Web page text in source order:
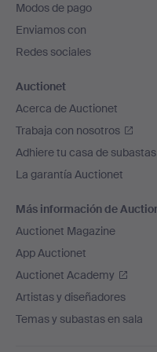
de
página
Modos de pago
Enviamos con
Redes sociales
Auctionet
Acerca de Auctionet
Trabaja con nosotros
Adhiere tu casa de subastas
La garantía Auctionet
Más información de
Auctionet Magazine
App Auctionet
Auctionet Academy
Artistas y diseñadores
Temas y subastas en sala